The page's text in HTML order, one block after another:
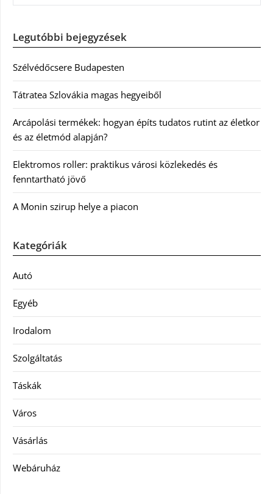
Legutóbbi bejegyzések
Szélvédőcsere Budapesten
Tátratea Szlovákia magas hegyeiből
Arcápolási termékek: hogyan építs tudatos rutint az életkor
és az életmód alapján?
Elektromos roller: praktikus városi közlekedés és
fenntartható jövő
A Monin szirup helye a piacon
Kategóriák
Autó
Egyéb
Irodalom
Szolgáltatás
Táskák
Város
Vásárlás
Webáruház